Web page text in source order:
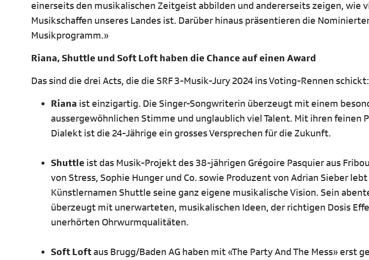
einerseits den musikalischen Zeitgeist abbilden und andererseits zeigen, wie
Musikschaffen unseres Landes ist. Darüber hinaus präsentieren die
Musikprogramm.»
Riana, Shuttle und Soft Loft haben die Chance auf einen Award
Das sind die drei Acts, die die SRF 3-Musik-Jury 2024 ins Voting-Rennen schickt:
Riana ist einzigartig. Die Singer-Songwriterin überzeugt mit einem
aussergewöhnlichen Stimme und unglaublich viel Talent. Mit ihren feinen
Dialekt ist die 24-Jährige ein grosses Versprechen für die Zukunft.
Shuttle ist das Musik-Projekt des 38-jährigen Grégoire Pasquier aus
von Stress, Sophie Hunger und Co. sowie Produzent von Adrian Sieber
Künstlernamen Shuttle seine ganz eigene musikalische Vision. Sein
überzeugt mit unerwarteten, musikalischen Ideen, der richtigen Dosis
unerhörten Ohrwurmqualitäten.
Soft Loft aus Brugg/Baden AG haben mit «The Party And The Mess» erst